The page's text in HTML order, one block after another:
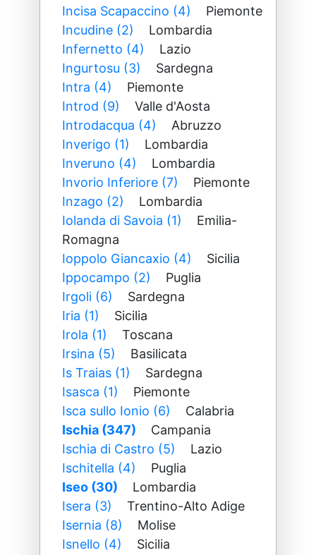
Incisa Scapaccino (4)
Piemonte
Incudine (2)
Lombardia
Infernetto (4)
Lazio
Ingurtosu (3)
Sardegna
Intra (4)
Piemonte
Introd (9)
Valle d'Aosta
Introdacqua (4)
Abruzzo
Inverigo (1)
Lombardia
Inveruno (4)
Lombardia
Invorio Inferiore (7)
Piemonte
Inzago (2)
Lombardia
Iolanda di Savoia (1)
Emilia-
Romagna
Ioppolo Giancaxio (4)
Sicilia
Ippocampo (2)
Puglia
Irgoli (6)
Sardegna
Iria (1)
Sicilia
Irola (1)
Toscana
Irsina (5)
Basilicata
Is Traias (1)
Sardegna
Isasca (1)
Piemonte
Isca sullo Ionio (6)
Calabria
Ischia (347)
Campania
Ischia di Castro (5)
Lazio
Ischitella (4)
Puglia
Iseo (30)
Lombardia
Isera (3)
Trentino-Alto Adige
Isernia (8)
Molise
Isnello (4)
Sicilia